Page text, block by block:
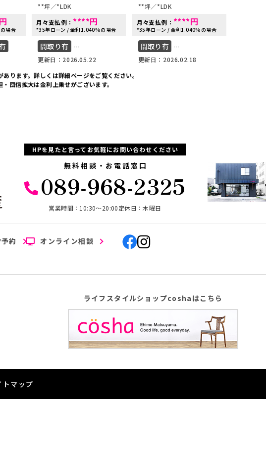
円
場合
**坪
*LDK
月々支払例： ****円
*35年ローン / 金利1.040%の場合
間取り有
建売物件セレクト
更新日：2026.05.22
**坪
*LDK
月々支払例： ****円
*35年ローン / 金利1.040%の場合
間取り有
建売物件セレクト
更新日：2026.02.18
あります。詳しくは詳細ページをご覧ください。
団信拡大は金利上乗せがございます。
HPを見たと言ってお気軽にお問い合わせください
無料相談・お電話窓口
089-968-2325
営業時間：10:30〜20:00定休日：木曜日
約 オンライン相談
ライフスタイルショップcoshaはこちら
トマップ